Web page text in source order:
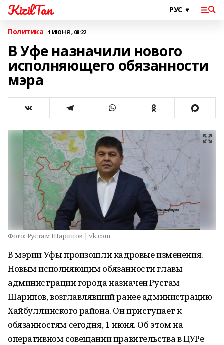
KizilTan
Политика 1 ИЮНЯ , 08:22
В Уфе назначили нового
исполняющего обязанности
мэра
Фото: Рустам Шарипов | vk.com
В мэрии Уфы произошли кадровые изменения.
Новым исполняющим обязанности главы
администрации города назначен Рустам
Шарипов, возглавлявший ранее администрацию
Хайбуллинского района. Он приступает к
обязанностям сегодня, 1 июня. Об этом на
оперативном совещании правительства в ЦУРе